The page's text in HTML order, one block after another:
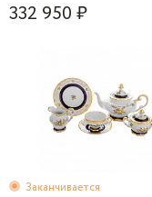
332 950 ₽
Заканчивается